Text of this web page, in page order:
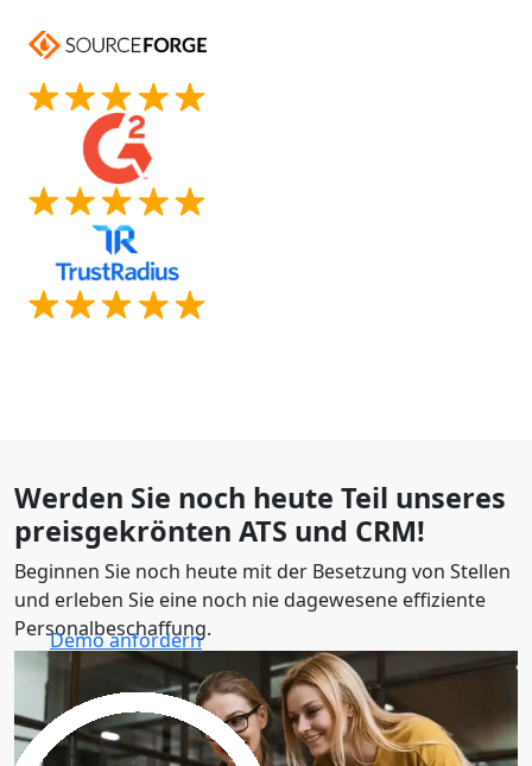
Werden Sie noch heute Teil unseres
preisgekrönten ATS und CRM!
Beginnen Sie noch heute mit der Besetzung von Stellen
und erleben Sie eine noch nie dagewesene effiziente
Personalbeschaffung.
Demo anfordern
30 Minuten, um die Software kennenzulernen.